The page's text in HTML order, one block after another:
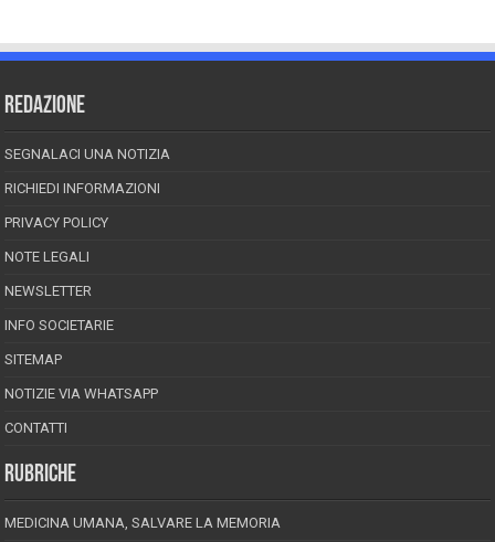
REDAZIONE
SEGNALACI UNA NOTIZIA
RICHIEDI INFORMAZIONI
PRIVACY POLICY
NOTE LEGALI
NEWSLETTER
INFO SOCIETARIE
SITEMAP
NOTIZIE VIA WHATSAPP
CONTATTI
RUBRICHE
MEDICINA UMANA, SALVARE LA MEMORIA